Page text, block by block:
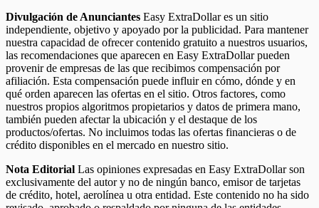
Divulgación de Anunciantes Easy ExtraDollar es un sitio
independiente, objetivo y apoyado por la publicidad. Para mantener
nuestra capacidad de ofrecer contenido gratuito a nuestros usuarios,
las recomendaciones que aparecen en Easy ExtraDollar pueden
provenir de empresas de las que recibimos compensación por
afiliación. Esta compensación puede influir en cómo, dónde y en
qué orden aparecen las ofertas en el sitio. Otros factores, como
nuestros propios algoritmos propietarios y datos de primera mano,
también pueden afectar la ubicación y el destaque de los
productos/ofertas. No incluimos todas las ofertas financieras o de
crédito disponibles en el mercado en nuestro sitio.
Nota Editorial Las opiniones expresadas en Easy ExtraDollar son
exclusivamente del autor y no de ningún banco, emisor de tarjetas
de crédito, hotel, aerolínea u otra entidad. Este contenido no ha sido